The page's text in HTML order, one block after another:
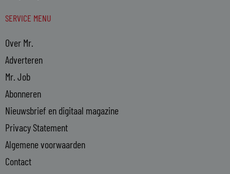
SERVICE MENU
Over Mr.
Adverteren
Mr. Job
Abonneren
Nieuwsbrief en digitaal magazine
Privacy Statement
Algemene voorwaarden
Contact